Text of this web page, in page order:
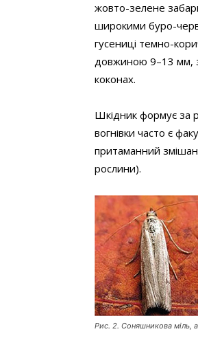
жовто-зелене
широкими буро-
гусениці темно-
довжиною 9–13 мм,
коконах.
Шкідник формує за
вогнівки часто є
притаманний
рослини).
Рис. 2. Соняшникова міль,